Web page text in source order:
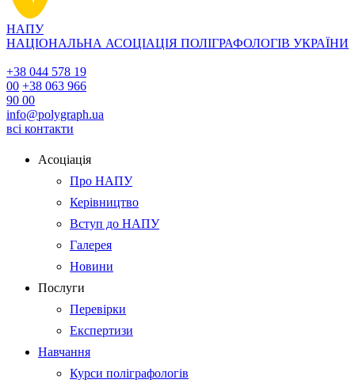
НАПУ
НАЦІОНАЛЬНА АСОЦІАЦІЯ ПОЛІГРАФОЛОГІВ УКРАЇНИ
+38 044 578 19
00 +38 063 966
90 00
info@polygraph.ua
всі контакти
Асоціація
Про НАПУ
Керівництво
Вступ до НАПУ
Галерея
Новини
Послуги
Перевірки
Експертизи
Навчання
Курси поліграфологів